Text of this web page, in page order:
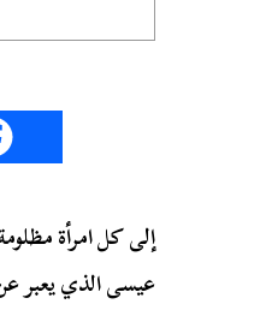
إلى كل امرأة
عيسى الذي يعبر